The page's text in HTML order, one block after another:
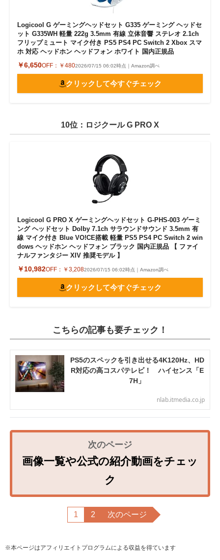
Logicool G ゲーミングヘッドセット G335 ゲーミング ヘッドセ
ット G335WH 軽量 222g 3.5mm 有線 立体音響 ステレオ 2.1ch
フリップミュート マイク付き PS5 PS4 PC Switch 2 Xbox スマ
ホ 対応 ヘッドホン ヘッドフォン ホワイト 国内正規品
￥6,650OFF： ￥4802026/07/15 06:02時点｜Amazon調べ
クリックして今すぐチェック
10位：ロジクール G PRO X
Logicool G PRO X ゲーミングヘッドセット G-PHS-003 ゲーミ
ング ヘッドセット Dolby 7.1ch サラウンドサウンド 3.5mm 有
線 マイク付き Blue VO!CE搭載 軽量 PS5 PS4 PC Switch 2 win
dows ヘッドホン ヘッドフォン ブラック 国内正規品 【 ファイ
ナルファンタジー XIV 推奨モデル 】
￥10,982OFF： ￥3,2082026/07/15 06:02時点｜Amazon調べ
クリックして今すぐチェック
こちらの記事も要チェック！
PS5のスペックを引き出せる4K120Hz、HD
R対応の高コスパテレビ！ ハイセンス「E
7H」
nlab.itmedia.co.jp
画像一覧や公式の紹介動画をチェッ
ク
1 2 次のページ
※本ページはアフィリエイトプログラムによる収益を得ています